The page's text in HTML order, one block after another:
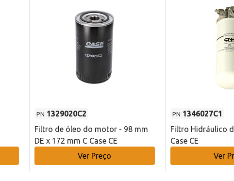
PN 1329020C2
Filtro de óleo do motor - 98 mm
DE x 172 mm C Case CE
Ver Preço
PN 1346027C1
Filtro Hidráulico
Case CE
Ver